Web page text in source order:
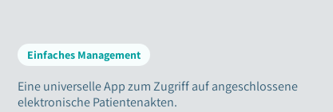
Einfaches Management
Eine universelle App zum Zugriff auf angeschlossene
elektronische Patientenakten.